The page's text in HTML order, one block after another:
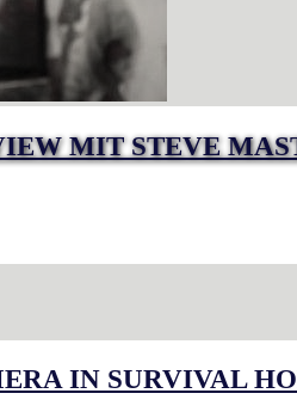
MIT STEVE
IN SURVIVAL